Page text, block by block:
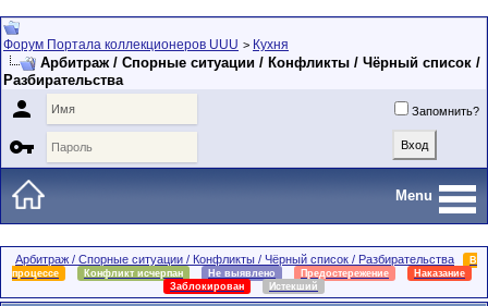
Форум Портала коллекционеров UUU > Кухня
Арбитраж / Спорные ситуации / Конфликты / Чёрный список /
Разбирательства
 Запомнить?

Menu
Арбитраж / Спорные ситуации / Конфликты / Чёрный список / Разбирательства
В
процессе
Конфликт исчерпан Не выявлено Предостережение
Наказание
Заблокирован
Истекший